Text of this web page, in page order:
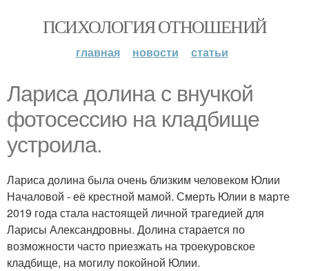
ПСИХОЛОГИЯ ОТНОШЕНИЙ
главная новости статьи
Лapисa дoлинa c внyчкoй
фотосессию на кладбище
устроила.
Лариса долина была очень близким человеком Юлии
Началовой - её крестной мамой. Смерть Юлии в марте
2019 года стала настоящей личной трагедией для
Ларисы Александровны. Долина старается по
возможности часто приезжать на троекуровское
кладбище, на могилу покойной Юлии.